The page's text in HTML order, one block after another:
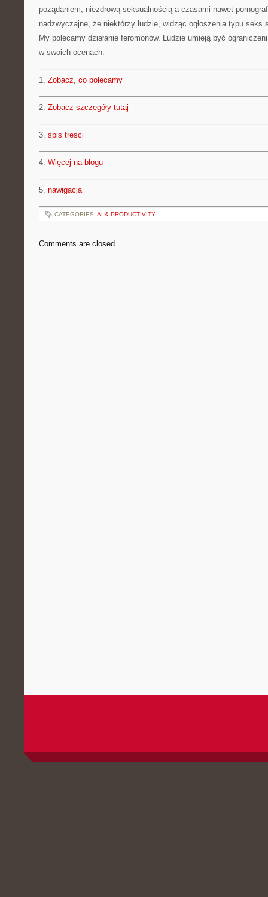
pożądaniem, niezdrową seksualnością a czasami nawet
nadzwyczajne, że niektórzy ludzie, widząc ogłoszenia typu seks
My polecamy działanie feromonów. Ludzie umieją być
w swoich ocenach.
1. Zobacz, co polecamy
2. Zobacz szczegóły tutaj
3. spis tresci
4. Więcej na blogu
5. nawigacja
CATEGORIES: AI & PRODUCTIVITY
Comments are closed.